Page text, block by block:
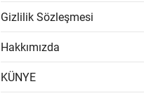
Gizlilik Sözleşmesi
Hakkımızda
KÜNYE